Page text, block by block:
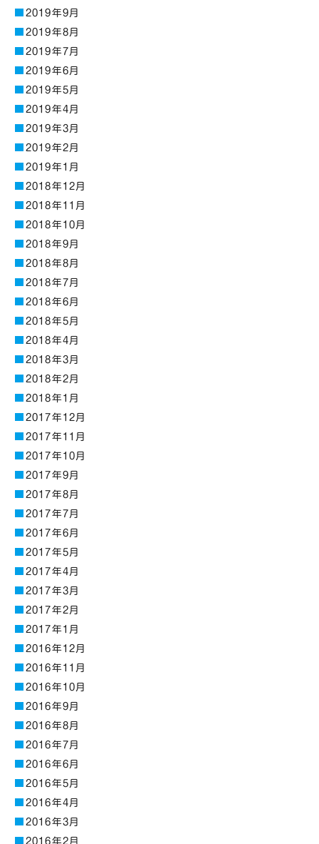
2019年9月
2019年8月
2019年7月
2019年6月
2019年5月
2019年4月
2019年3月
2019年2月
2019年1月
2018年12月
2018年11月
2018年10月
2018年9月
2018年8月
2018年7月
2018年6月
2018年5月
2018年4月
2018年3月
2018年2月
2018年1月
2017年12月
2017年11月
2017年10月
2017年9月
2017年8月
2017年7月
2017年6月
2017年5月
2017年4月
2017年3月
2017年2月
2017年1月
2016年12月
2016年11月
2016年10月
2016年9月
2016年8月
2016年7月
2016年6月
2016年5月
2016年4月
2016年3月
2016年2月